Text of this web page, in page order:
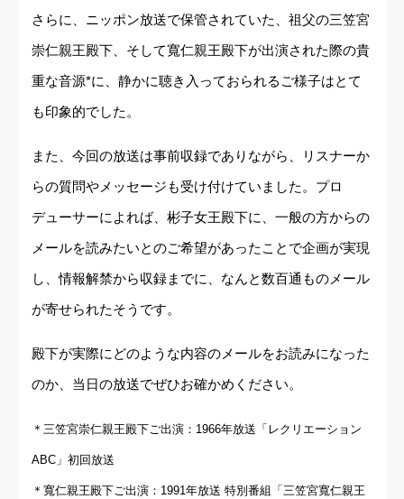
さらに、ニッポン放送で保管されていた、祖父の三笠宮
崇仁親王殿下、そして寬仁親王殿下が出演された際の貴
重な音源*に、静かに聴き入っておられるご様子はとて
も印象的でした。
また、今回の放送は事前収録でありながら、リスナーか
らの質問やメッセージも受け付けていました。プロ
デューサーによれば、彬子女王殿下に、一般の方からの
メールを読みたいとのご希望があったことで企画が実現
し、情報解禁から収録までに、なんと数百通ものメール
が寄せられたそうです。
殿下が実際にどのような内容のメールをお読みになった
のか、当日の放送でぜひお確かめください。
＊三笠宮崇仁親王殿下ご出演：1966年放送「レクリエーション
ABC」初回放送
＊寬仁親王殿下ご出演：1991年放送 特別番組「三笠宮寬仁親王